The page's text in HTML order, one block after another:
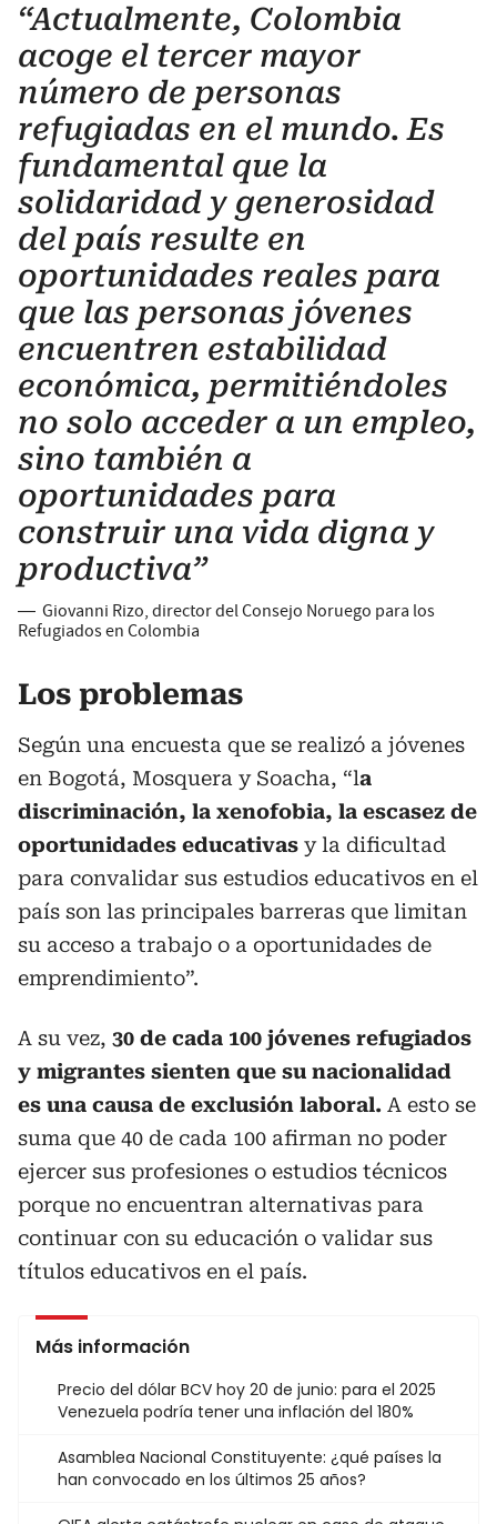
“Actualmente, Colombia
acoge el tercer mayor
número de personas
refugiadas en el mundo. Es
fundamental que la
solidaridad y generosidad
del país resulte en
oportunidades reales para
que las personas jóvenes
encuentren estabilidad
económica, permitiéndoles
no solo acceder a un empleo,
sino también a
oportunidades para
construir una vida digna y
productiva”
— Giovanni Rizo, director del Consejo Noruego para los
Refugiados en Colombia
Los problemas
Según una encuesta que se realizó a jóvenes
en Bogotá, Mosquera y Soacha, “la
discriminación, la xenofobia, la escasez de
oportunidades educativas y la dificultad
para convalidar sus estudios educativos en el
país son las principales barreras que limitan
su acceso a trabajo o a oportunidades de
emprendimiento”.
A su vez, 30 de cada 100 jóvenes refugiados
y migrantes sienten que su nacionalidad
es una causa de exclusión laboral. A esto se
suma que 40 de cada 100 afirman no poder
ejercer sus profesiones o estudios técnicos
porque no encuentran alternativas para
continuar con su educación o validar sus
títulos educativos en el país.
Más información
Precio del dólar BCV hoy 20 de junio: para el 2025
Venezuela podría tener una inflación del 180%
Asamblea Nacional Constituyente: ¿qué países la
han convocado en los últimos 25 años?